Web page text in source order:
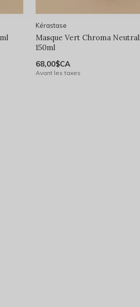
Kérastase
Masque Vert Chroma
150ml
68,00$CA
Avant les taxes